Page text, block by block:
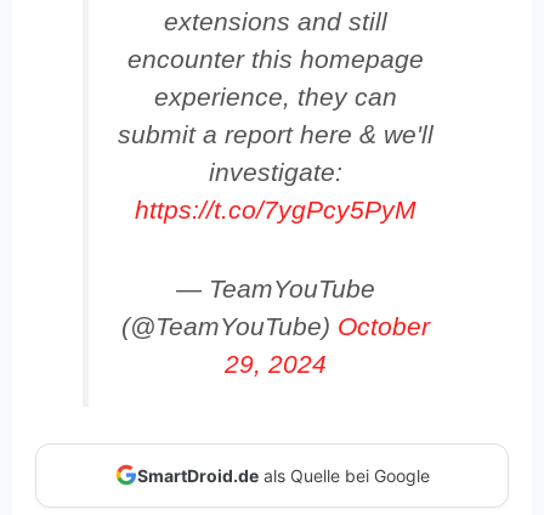
extensions and still
encounter this homepage
experience, they can
submit a report here & we'll
investigate:
https://t.co/7ygPcy5PyM
— TeamYouTube
(@TeamYouTube) October
29, 2024
SmartDroid.deals Quelle bei Google